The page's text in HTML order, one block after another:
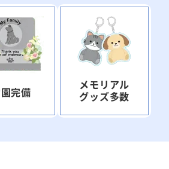
完備
メモリアル
グッズ多数